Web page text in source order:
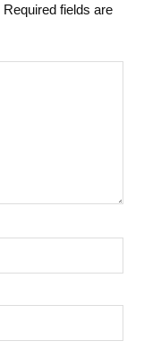
Required fields are